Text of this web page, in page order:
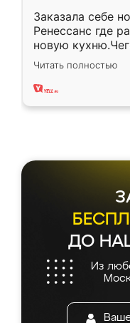
Заказала себе
Ренессанс где
новую
вполне
два года,
Читать полностью
ДО
Из